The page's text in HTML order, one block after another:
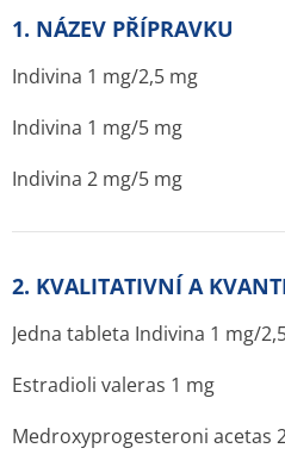
1. NÁZEV PŘÍPRAVKU
Indivina 1 mg/2,5 mg
Indivina 1 mg/5 mg
Indivina 2 mg/5 mg
2. KVALITATIVNÍ A
Jedna tableta Indivina 1 mg/
Estradioli valeras 1 mg
Medroxyprogesteroni acetas